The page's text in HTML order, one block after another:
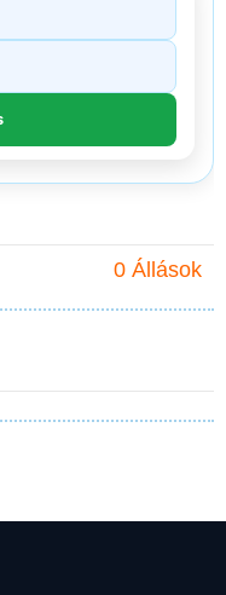
0 Állások